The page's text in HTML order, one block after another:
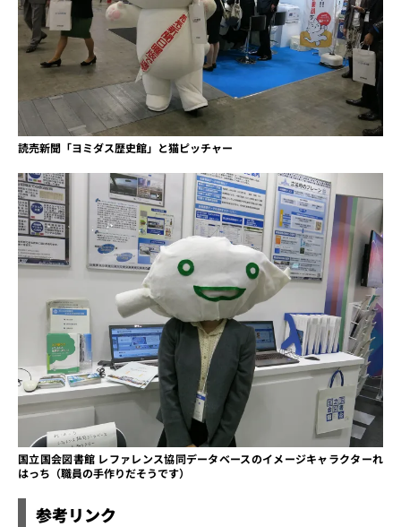
読売新聞「ヨミダス歴史館」と猫ピッチャー
国立国会図書館 レファレンス協同データベースのイメージキャラクターれ
はっち（職員の手作りだそうです）
参考リンク